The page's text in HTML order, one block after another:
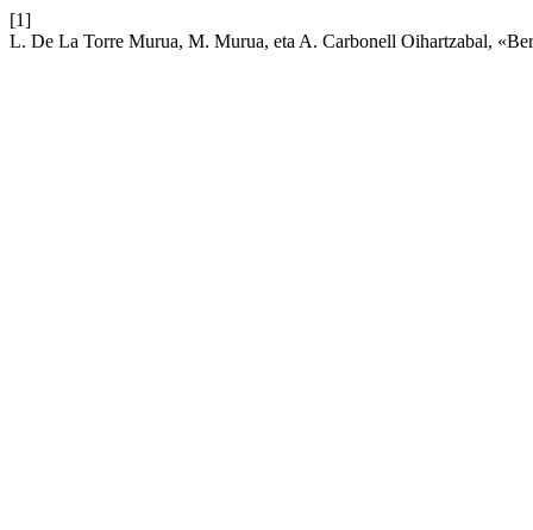
[1]
L. De La Torre Murua, M. Murua, eta A. Carbonell Oihartzabal,